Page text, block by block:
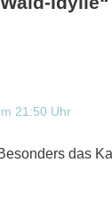
21:50 Uhr
das